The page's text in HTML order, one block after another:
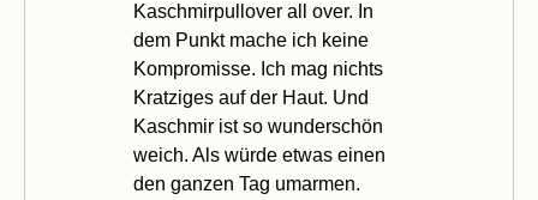
Kaschmirpullover all over. In
dem Punkt mache ich keine
Kompromisse. Ich mag nichts
Kratziges auf der Haut. Und
Kaschmir ist so wunderschön
weich. Als würde etwas einen
den ganzen Tag umarmen.